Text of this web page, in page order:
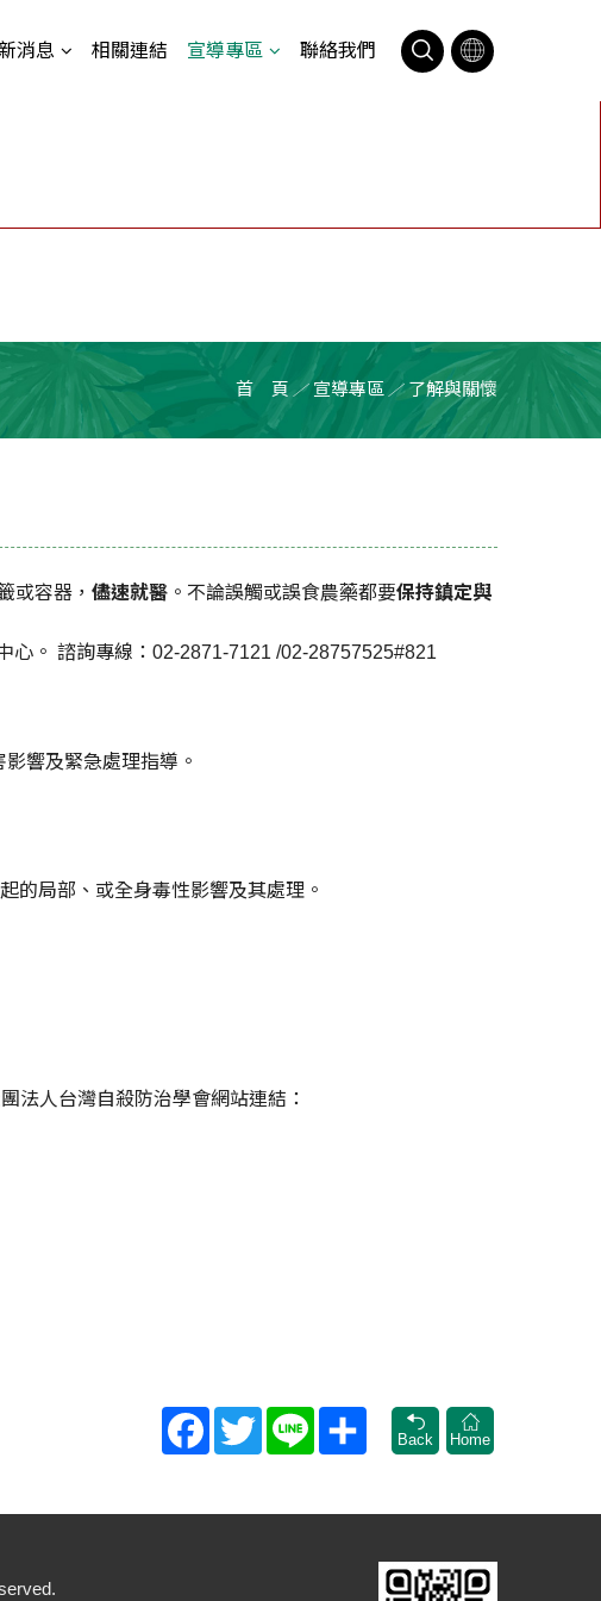
消息 相關連結 宣導專區 聯絡我們
首 頁 ／ 宣導專區 ／ 了解與關懷
或容器， 儘速就醫 。不論誤觸或誤食農藥都要保持鎮定與
。 諮詢專線：02-2871-7121 /02-28757525#821
響及緊急處理指導。
的局部、或全身毒性影響及其處理。
法人台灣自殺防治學會網站連結：
FacebookTwitter Line
Share
Back
Home